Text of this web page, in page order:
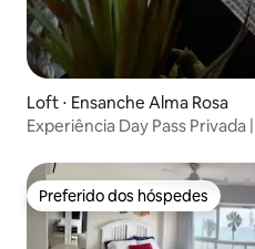
Loft ⋅ Ensanche Alma Rosa
Experiência Day Pass Privada
Preferido dos hóspedes
Preferido dos hóspedes